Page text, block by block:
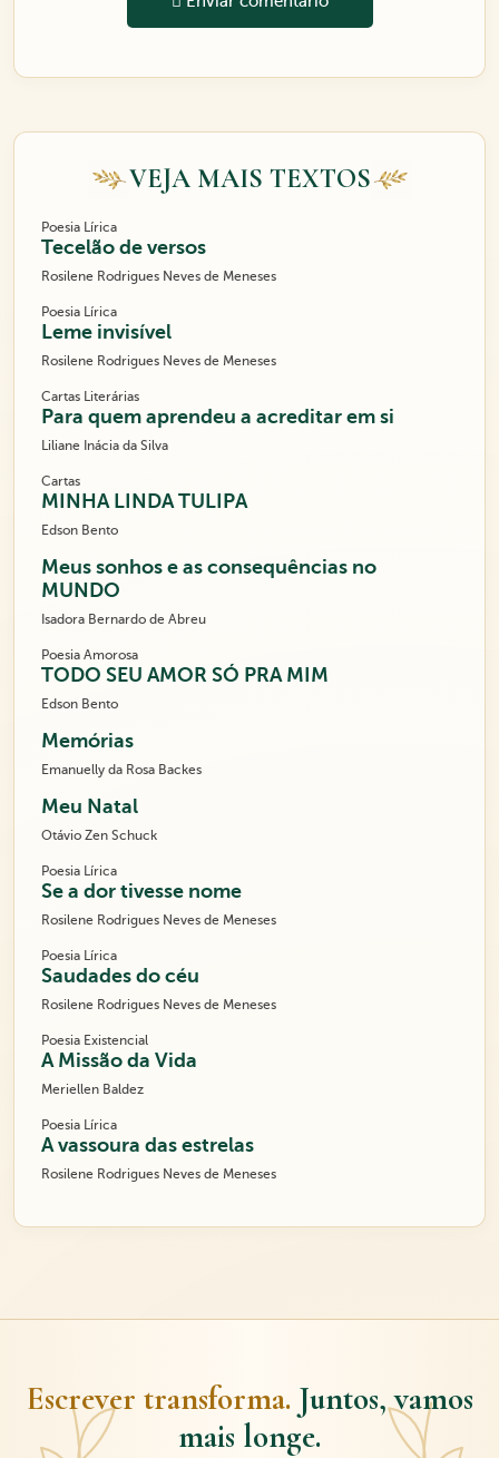
VEJA MAIS TEXTOS
Poesia Lírica
Tecelão de versos
Rosilene Rodrigues Neves de Meneses
Poesia Lírica
Leme invisível
Rosilene Rodrigues Neves de Meneses
Cartas Literárias
Para quem aprendeu a acreditar em si
Liliane Inácia da Silva
Cartas
MINHA LINDA TULIPA
Edson Bento
Meus sonhos e as consequências no
MUNDO
Isadora Bernardo de Abreu
Poesia Amorosa
TODO SEU AMOR SÓ PRA MIM
Edson Bento
Memórias
Emanuelly da Rosa Backes
Meu Natal
Otávio Zen Schuck
Poesia Lírica
Se a dor tivesse nome
Rosilene Rodrigues Neves de Meneses
Poesia Lírica
Saudades do céu
Rosilene Rodrigues Neves de Meneses
Poesia Existencial
A Missão da Vida
Meriellen Baldez
Poesia Lírica
A vassoura das estrelas
Rosilene Rodrigues Neves de Meneses
Escrever transforma. Juntos, vamos
mais longe.